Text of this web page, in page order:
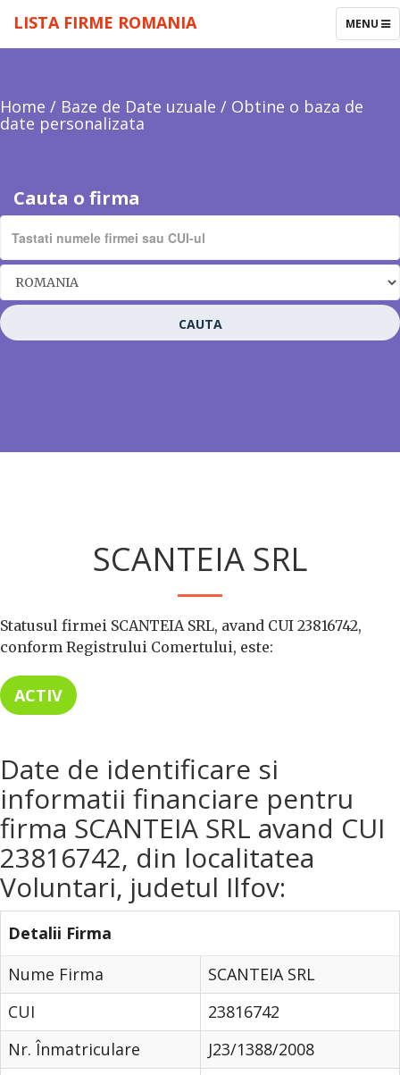
TOGGLE
MENU
LISTA FIRME ROMANIA
Home / Baze de Date uzuale / Obtine o baza de
date personalizata
Cauta o firma
CAUTA
SCANTEIA SRL
Statusul firmei SCANTEIA SRL, avand CUI 23816742,
conform Registrului Comertului, este:
ACTIV
Date de identificare si
informatii financiare pentru
firma SCANTEIA SRL avand CUI
23816742, din localitatea
Voluntari, judetul Ilfov:
Detalii Firma
Nume Firma
SCANTEIA SRL
CUI
23816742
Nr. Înmatriculare
J23/1388/2008